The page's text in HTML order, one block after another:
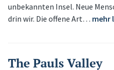
unbekannten Insel. Neue
drin wir. Die offene Art… mehr
The Pauls Valley